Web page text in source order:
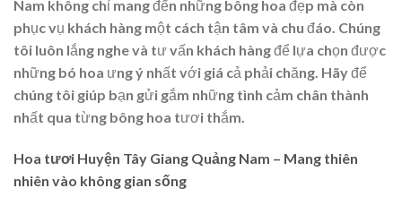
Nam không chỉ mang đến những bông hoa đẹp mà còn
phục vụ khách hàng một cách tận tâm và chu đáo. Chúng
tôi luôn lắng nghe và tư vấn khách hàng để lựa chọn được
những bó hoa ưng ý nhất với giá cả phải chăng. Hãy để
chúng tôi giúp bạn gửi gắm những tình cảm chân thành
nhất qua từng bông hoa tươi thắm.
Hoa tươi Huyện Tây Giang Quảng Nam – Mang thiên
nhiên vào không gian sống